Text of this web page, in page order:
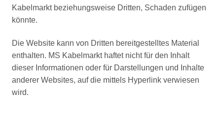
Kabelmarkt beziehungsweise Dritten, Schaden zufügen
könnte.
Die Website kann von Dritten bereitgestelltes Material
enthalten. MS Kabelmarkt haftet nicht für den Inhalt
dieser Informationen oder für Darstellungen und Inhalte
anderer Websites, auf die mittels Hyperlink verwiesen
wird.